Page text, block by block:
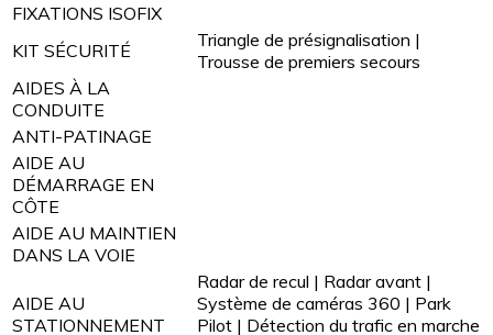
FIXATIONS ISOFIX
KIT SÉCURITÉ
Triangle de présignalisation |
Trousse de premiers secours
AIDES À LA
CONDUITE
ANTI-PATINAGE
AIDE AU
DÉMARRAGE EN
CÔTE
AIDE AU MAINTIEN
DANS LA VOIE
AIDE AU
STATIONNEMENT
Radar de recul | Radar avant |
Système de caméras 360 | Park
Pilot | Détection du trafic en marche